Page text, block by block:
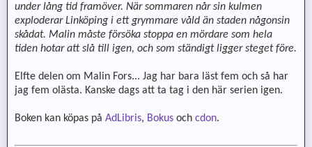
under lång tid framöver. När sommaren når sin kulmen
exploderar Linköping i ett grymmare våld än staden någonsin
skådat. Malin måste försöka stoppa en mördare som hela
tiden hotar att slå till igen, och som ständigt ligger steget före.
Elfte delen om Malin Fors... Jag har bara läst fem och så har
jag fem olästa. Kanske dags att ta tag i den här serien igen.
Boken kan köpas på AdLibris, Bokus och cdon.